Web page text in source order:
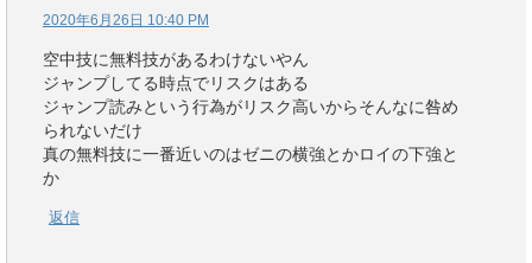
2020年6月26日 10:40 PM
空中技に無料技があるわけないやん
ジャンプしてる時点でリスクはある
ジャンプ読みという行為がリスク高いからそんなに咎め
られないだけ
真の無料技に一番近いのはゼニの横強とかロイの下強と
か
返信